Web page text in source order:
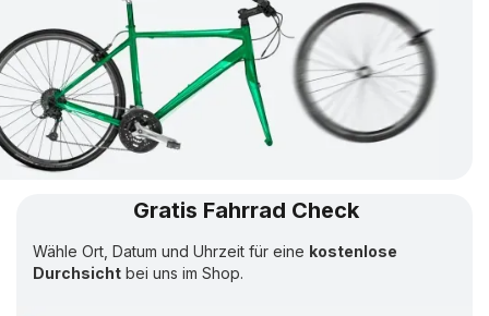
Gratis Fahrrad Check
Wähle Ort, Datum und Uhrzeit für eine kostenlose
Durchsicht bei uns im Shop.